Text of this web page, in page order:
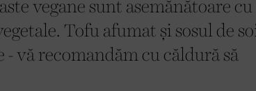
vegane sunt asemănătoare cu
Tofu afumat și sosul de
- vă recomandăm cu căldură să